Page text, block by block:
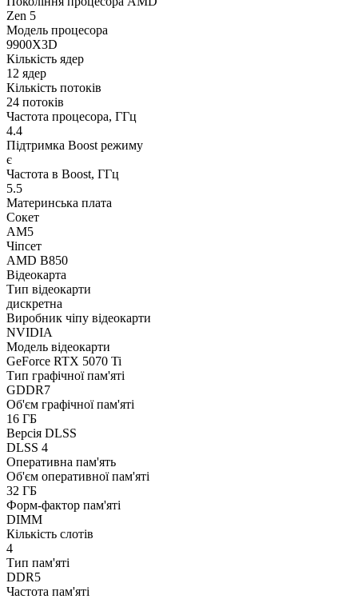
Zen 5
Модель процесора
9900X3D
Кількість ядер
12 ядер
Кількість потоків
24 потоків
Частота процесора, ГГц
4.4
Підтримка Boost режиму
є
Частота в Boost, ГГц
5.5
Материнська плата
Сокет
AM5
Чіпсет
AMD B850
Відеокарта
Тип відеокарти
дискретна
Виробник чіпу відеокарти
NVIDIA
Модель відеокарти
GeForce RTX 5070 Ti
Тип графічної пам'яті
GDDR7
Об'єм графічної пам'яті
16 ГБ
Версія DLSS
DLSS 4
Оперативна пам'ять
Об'єм оперативної пам'яті
32 ГБ
Форм-фактор пам'яті
DIMM
Кількість слотів
4
Тип пам'яті
DDR5
Частота пам'яті